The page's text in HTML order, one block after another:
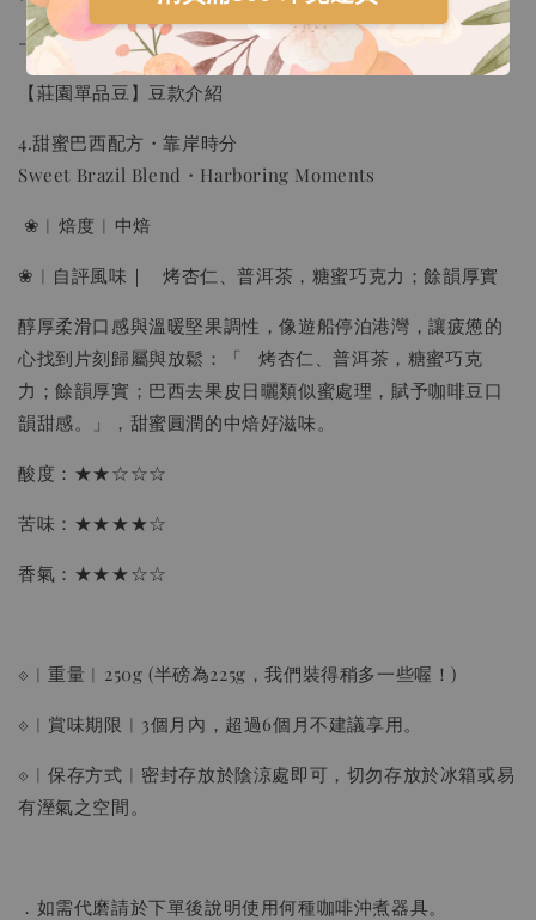
加入購物車
瀏覽更多
-
【莊園單品豆】豆款介紹
4.甜蜜巴西配方・靠岸時分
Sweet Brazil Blend・Harboring Moments
❀︱焙度︱中焙
❀︱自評風味｜ 烤杏仁、普洱茶，糖蜜巧克力；餘韻厚實
醇厚柔滑口感與溫暖堅果調性，像遊船停泊港灣，讓疲憊的
心找到片刻歸屬與放鬆：「 烤杏仁、普洱茶，糖蜜巧克
力；餘韻厚實；巴西去果皮日曬類似蜜處理，賦予咖啡豆口
韻甜感。」，甜蜜圓潤的中焙好滋味。
酸度：★★☆☆☆
苦味：★★★★☆
香氣：★★★☆☆
⟐︱重量︱250g (半磅為225g，我們裝得稍多一些喔！)
⟐︱賞味期限︱3個月內，超過6個月不建議享用。
⟐︱保存方式︱密封存放於陰涼處即可，切勿存放於冰箱或易
有溼氣之空間。
．如需代磨請於下單後說明使用何種咖啡沖煮器具。